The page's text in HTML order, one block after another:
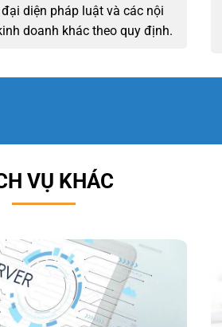
diện pháp luật và các nội
doanh khác theo quy định.
VỤ KHÁC